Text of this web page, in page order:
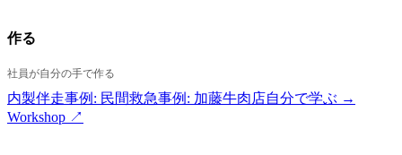
作る
社員が自分の手で作る
内製伴走事例: 民間救急事例: 加藤牛肉店自分で学ぶ →
Workshop ↗